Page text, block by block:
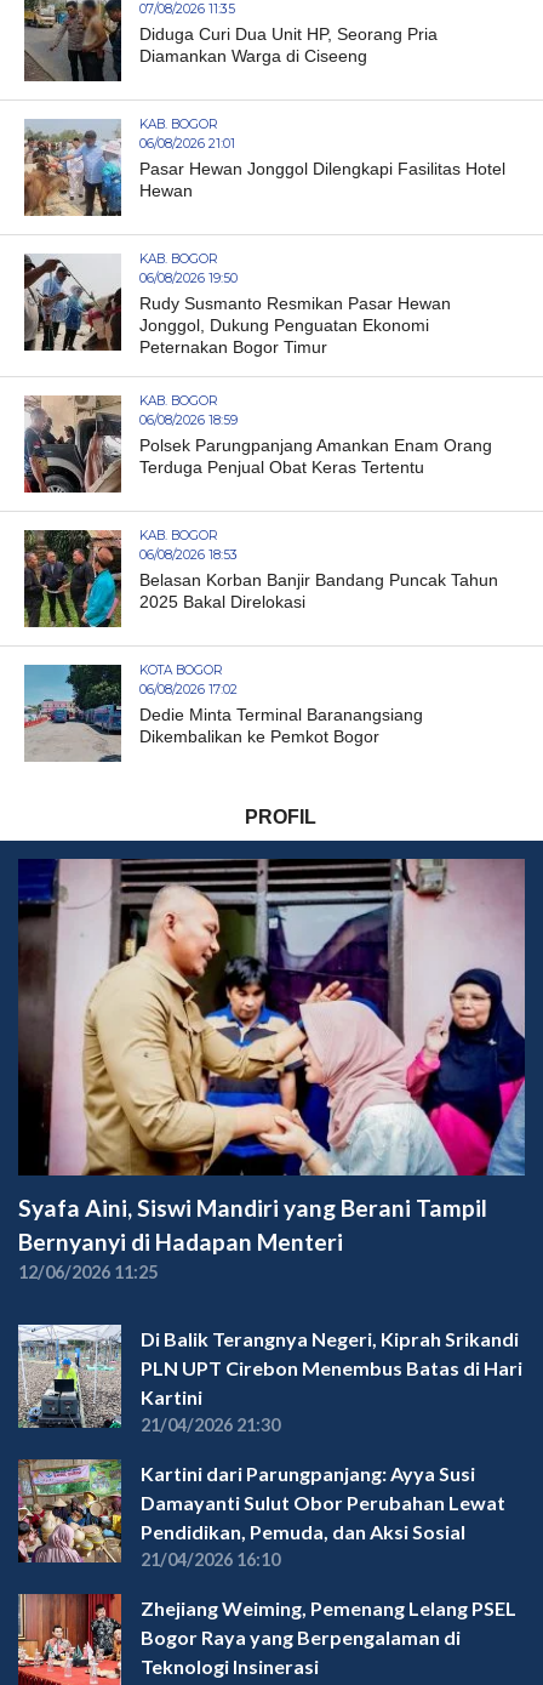
07/08/2026 11:35
Diduga Curi Dua Unit HP, Seorang Pria
Diamankan Warga di Ciseeng
KAB. BOGOR
06/08/2026 21:01
Pasar Hewan Jonggol Dilengkapi Fasilitas Hotel
Hewan
KAB. BOGOR
06/08/2026 19:50
Rudy Susmanto Resmikan Pasar Hewan
Jonggol, Dukung Penguatan Ekonomi
Peternakan Bogor Timur
KAB. BOGOR
06/08/2026 18:59
Polsek Parungpanjang Amankan Enam Orang
Terduga Penjual Obat Keras Tertentu
KAB. BOGOR
06/08/2026 18:53
Belasan Korban Banjir Bandang Puncak Tahun
2025 Bakal Direlokasi
KOTA BOGOR
06/08/2026 17:02
Dedie Minta Terminal Baranangsiang
Dikembalikan ke Pemkot Bogor
PROFIL
Syafa Aini, Siswi Mandiri yang Berani Tampil
Bernyanyi di Hadapan Menteri
12/06/2026 11:25
Di Balik Terangnya Negeri, Kiprah Srikandi
PLN UPT Cirebon Menembus Batas di Hari
Kartini
21/04/2026 21:30
Kartini dari Parungpanjang: Ayya Susi
Damayanti Sulut Obor Perubahan Lewat
Pendidikan, Pemuda, dan Aksi Sosial
21/04/2026 16:10
Zhejiang Weiming, Pemenang Lelang PSEL
Bogor Raya yang Berpengalaman di
Teknologi Insinerasi